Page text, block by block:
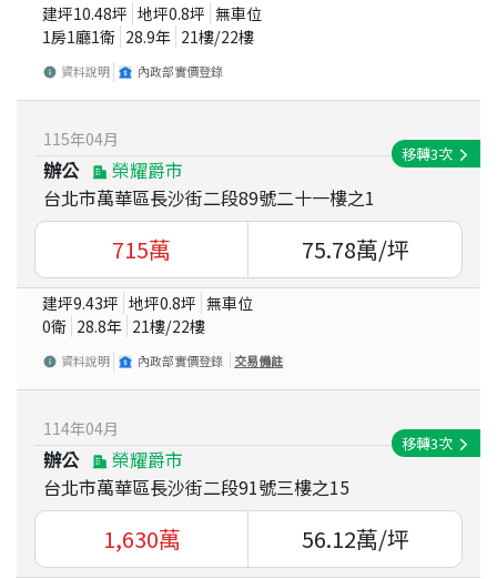
建坪10.48坪 地坪0.8坪 無車位
1房1廳1衛 28.9年 21樓/22樓
資料說明 內政部實價登錄
115年04月
辦公
榮耀爵市
台北市萬華區長沙街二段89號二十一樓之1
移轉3次
715萬 75.78萬/坪
建坪9.43坪 地坪0.8坪 無車位
0衛 28.8年 21樓/22樓
資料說明 內政部實價登錄 交易備註
114年04月
辦公
榮耀爵市
台北市萬華區長沙街二段91號三樓之15
移轉3次
1,630萬 56.12萬/坪